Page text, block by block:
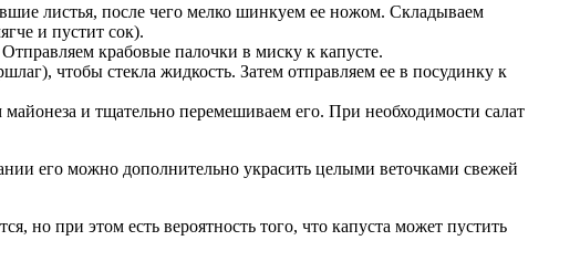
листья, после чего мелко шинкуем ее ножом. Складываем
и пустит сок).
крабовые палочки в миску к капусте.
чтобы стекла жидкость. Затем отправляем ее в посудинку к
и тщательно перемешиваем его. При необходимости салат
его можно дополнительно украсить целыми веточками свежей
но при этом есть вероятность того, что капуста может пустить